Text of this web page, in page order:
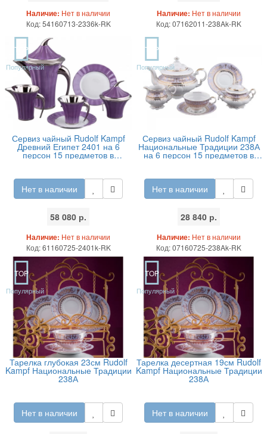
Наличие: Нет в наличии
Код: 54160713-2336k-RK
Наличие: Нет в наличии
Код: 07162011-238Ak-RK
TOP
Популярный
Сервиз чайный Rudolf Kampf
Древний Египет 2401 на 6
персон 15 предметов в
подарочном коробе
Нет в наличии
58 080 р.
Наличие: Нет в наличии
Код: 61160725-2401k-RK
TOP
Популярный
Сервиз чайный Rudolf Kampf
Национальные Традиции 238А
на 6 персон 15 предметов в
подарочном коробе
Нет в наличии
28 840 р.
Наличие: Нет в наличии
Код: 07160725-238Ak-RK
TOP
Популярный
Тарелка глубокая 23см Rudolf
Kampf Национальные Традиции
238А
Нет в наличии
TOP
Популярный
Тарелка десертная 19см Rudolf
Kampf Национальные Традиции
238А
Нет в наличии